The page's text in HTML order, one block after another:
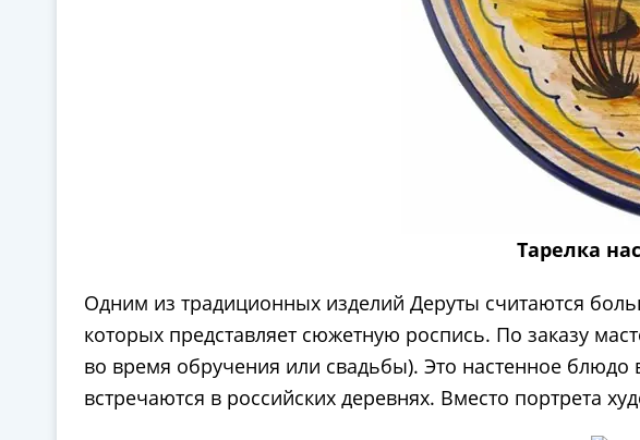
Тарелка
Одним из традиционных изделий Деруты считаются
которых представляет сюжетную роспись. По заказу
во время обручения или свадьбы). Это настенное
встречаются в российских деревнях. Вместо портрета